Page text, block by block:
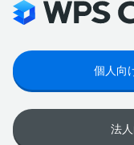
個人向
法